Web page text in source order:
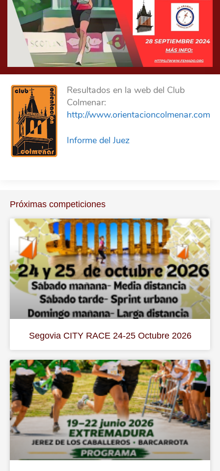
Resultados en la web del Club
Colmenar:
http://www.orientacioncolmenar.com
Informe del Juez
Próximas competiciones
Segovia CITY RACE 24-25 Octubre 2026